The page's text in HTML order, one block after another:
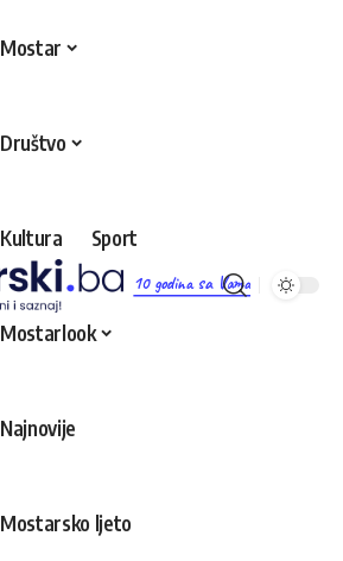
10 godina sa Vama
Mostar
Društvo
Kultura Sport
Mostarlook
Najnovije
Mostarsko ljeto